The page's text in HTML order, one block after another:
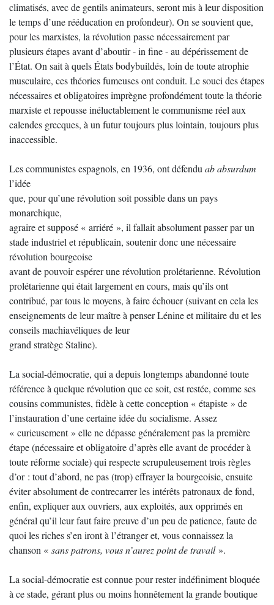
climatisés, avec de gentils animateurs, seront mis à leur disposition
le temps d’une rééducation en profondeur). On se souvient que,
pour les marxistes, la révolution passe nécessairement par
plusieurs étapes avant d’aboutir - in fine - au dépérissement de
l’État. On sait à quels États bodybuildés, loin de toute atrophie
musculaire, ces théories fumeuses ont conduit. Le souci des étapes
nécessaires et obligatoires imprègne profondément toute la théorie
marxiste et repousse inéluctablement le communisme réel aux
calendes grecques, à un futur toujours plus lointain, toujours plus
inaccessible.
Les communistes espagnols, en 1936, ont défendu ab absurdum
l’idée
que, pour qu’une révolution soit possible dans un pays
monarchique,
agraire et supposé « arriéré », il fallait absolument passer par un
stade industriel et républicain, soutenir donc une nécessaire
révolution bourgeoise
avant de pouvoir espérer une révolution prolétarienne. Révolution
prolétarienne qui était largement en cours, mais qu’ils ont
contribué, par tous le moyens, à faire échouer (suivant en cela les
enseignements de leur maître à penser Lénine et militaire du et les
conseils machiavéliques de leur
grand stratège Staline).
La social-démocratie, qui a depuis longtemps abandonné toute
référence à quelque révolution que ce soit, est restée, comme ses
cousins communistes, fidèle à cette conception « étapiste » de
l’instauration d’une certaine idée du socialisme. Assez
« curieusement » elle ne dépasse généralement pas la première
étape (nécessaire et obligatoire d’après elle avant de procéder à
toute réforme sociale) qui respecte scrupuleusement trois règles
d’or : tout d’abord, ne pas (trop) effrayer la bourgeoisie, ensuite
éviter absolument de contrecarrer les intérêts patronaux de fond,
enfin, expliquer aux ouvriers, aux exploités, aux opprimés en
général qu’il leur faut faire preuve d’un peu de patience, faute de
quoi les riches s’en iront à l’étranger et, vous connaissez la
chanson « sans patrons, vous n’aurez point de travail».
La social-démocratie est connue pour rester indéfiniment bloquée
à ce stade, gérant plus ou moins honnêtement la grande boutique